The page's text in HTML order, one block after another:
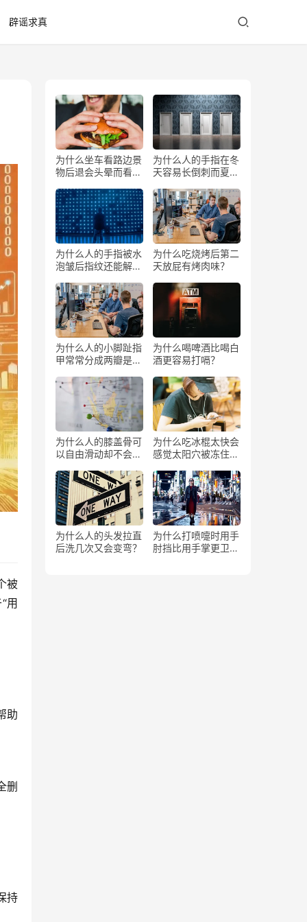
辟谣求真
被
用
助
删
持
为什么坐车看路边景
物后退会头晕而看前
为什么人的手指在冬
天容易长倒刺而夏天
为什么人的手指被水
泡皱后指纹还能解锁
为什么吃烧烤后第二
天放屁有烤肉味？
为什么人的小脚趾指
甲常常分成两瓣是返
为什么喝啤酒比喝白
酒更容易打嗝？
为什么人的膝盖骨可
以自由滑动却不会掉
为什么吃冰棍太快会
感觉太阳穴被冻住了
为什么人的头发拉直
后洗几次又会变弯？
为什么打喷嚏时用手
肘挡比用手掌更卫